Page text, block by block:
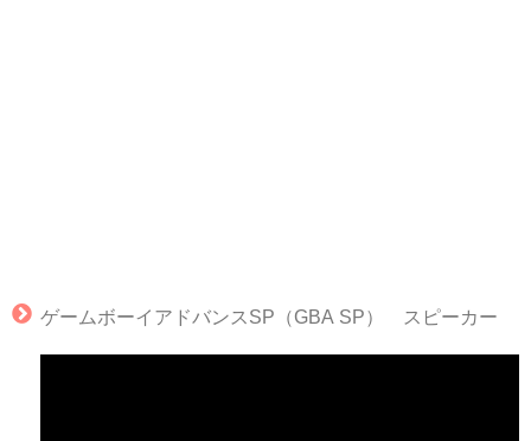
ゲームボーイアドバンスSP（GBA SP） スピーカー